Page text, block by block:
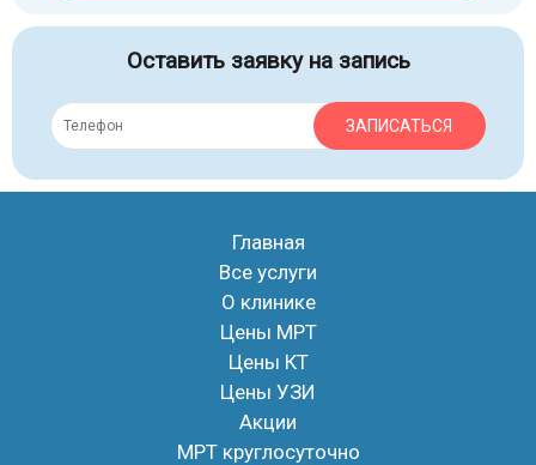
Оставить заявку на запись
ЗАПИСАТЬСЯ
Главная
Все услуги
О клинике
Цены МРТ
Цены КТ
Цены УЗИ
Акции
МРТ круглосуточно